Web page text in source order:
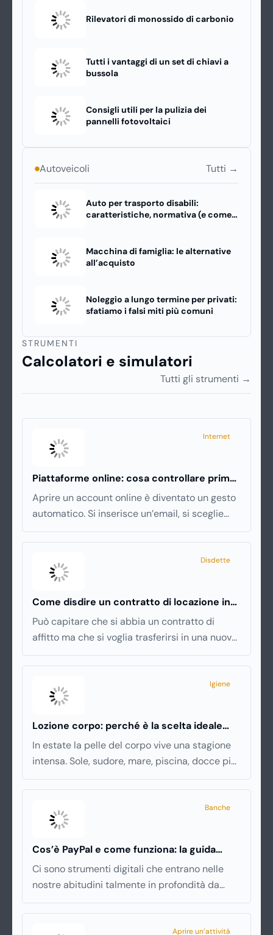
Rilevatori di monossido di carbonio
Tutti i vantaggi di un set di chiavi a
bussola
Consigli utili per la pulizia dei
pannelli fotovoltaici
Autoveicoli Tutti →
Auto per trasporto disabili:
caratteristiche, normativa (e come
Macchina di famiglia: le alternative
all’acquisto
Noleggio a lungo termine per privati:
sfatiamo i falsi miti più comuni
STRUMENTI
Calcolatori e simulatori
Tutti gli strumenti →
Internet
Piattaforme online: cosa controllare prima
di iscriversi e usare servizi in tempo reale
Aprire un account online è diventato un gesto
automatico. Si inserisce un’email, si sceglie
una password, si accetta una serie di
condizioni senza leggerle davvero. Tutto
avviene in pochi minuti, spesso senza che ci si
fermi a capire dove si sta entrando.
Disdette
Come disdire un contratto di locazione in
modo corretto ed efficace
Può capitare che si abbia un contratto di
affitto ma che si voglia trasferirsi in una nuova
città o si abbiano problemi a pagare il canone,
per cui si comincia a cercare un’altra
abitazione: è legittimo chiedersi se è possibile
disdire il contratto di locazione
la disdetta per un contratto di affitto.
Igiene
Lozione corpo: perché è la scelta ideale
per idratare la pelle in estate
In estate la pelle del corpo vive una stagione
intensa. Sole, sudore, mare, piscina, docce più
frequenti e aria condizionata possono renderla
meno morbida, più disidratata o
semplicemente meno confortevole. Eppure,
proprio nei mesi caldi, molte persone
perché temono texture pesanti, appiccicose o
difficili da assorbire.
Banche
Cos’è PayPal e come funziona: la guida
completa aggiornata per venditori e privati
Ci sono strumenti digitali che entrano nelle
nostre abitudini talmente in profondità da
diventare riferimenti assoluti. PayPal è uno di
questi. Lo usi per comprare su Amazon, per
pagare un corso online, per mandare venti
Aprire un’attività